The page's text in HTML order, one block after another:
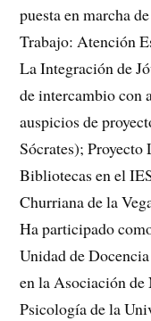
puesta en marcha
Trabajo: Atención
La Integración de
de intercambio con
auspicios de
Sócrates);
Bibliotecas en el
Churriana de la
Ha participado
Unidad de
en la Asociación de
Psicología de la